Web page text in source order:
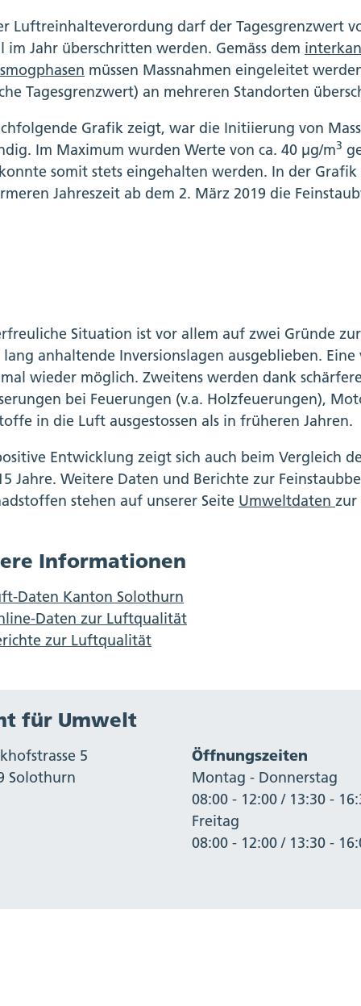
Luftreinhalteverordung darf der Tagesgrenzwert
im Jahr überschritten werden. Gemäss dem
müssen Massnahmen eingeleitet
Tagesgrenzwert) an mehreren Standorten
Grafik zeigt, war die Initiierung von
Im Maximum wurden Werte von ca. 40 µg/m3
somit stets eingehalten werden. In der Grafik
Jahreszeit ab dem 2. März 2019 die
Situation ist vor allem auf zwei Gründe
anhaltende Inversionslagen ausgeblieben.
wieder möglich. Zweitens werden dank
bei Feuerungen (v.a. Holzfeuerungen),
in die Luft ausgestossen als in früheren Jahren.
Entwicklung zeigt sich auch beim Vergleich
Jahre. Weitere Daten und Berichte zur
stehen auf unserer Seite Umweltdaten zur
Informationen
Daten Kanton Solothurn
Daten zur Luftqualität
zur Luftqualität
für Umwelt
5
Solothurn
Öffnungszeiten
Montag - Donnerstag
08:00 - 12:00 / 13:30 -
Freitag
08:00 - 12:00 / 13:30 -